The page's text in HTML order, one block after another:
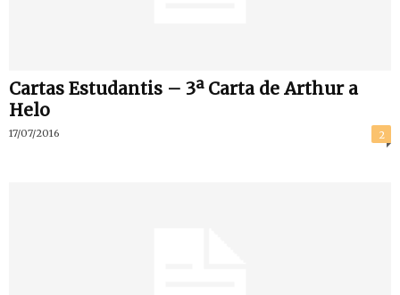
Cartas Estudantis – 3ª Carta de Arthur a
Helo
17/07/2016 2